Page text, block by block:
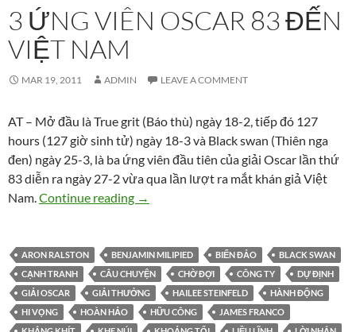
3 ỨNG VIÊN OSCAR 83 ĐẾN
VIỆT NAM
MAR 19, 2011 ADMIN LEAVE A COMMENT
AT – Mở đầu là True grit (Báo thù) ngày 18-2, tiếp đó 127
hours (127 giờ sinh tử) ngày 18-3 và Black swan (Thiên nga
đen) ngày 25-3, là ba ứng viên đầu tiên của giải Oscar lần thứ
83 diễn ra ngày 27-2 vừa qua lần lượt ra mắt khán giả Việt
Nam.Continue reading 3 ứng viên Oscar 83 đến Việt Nam
→
ARON RALSTON BENJAMIN MILIPIED BIỂN ĐẢO
BLACK SWAN
CẠNH TRANH
CÂU CHUYỆN CHỜ ĐỢI CÔNG TY
DỰ ĐỊNH
GIẢI OSCAR
GIẢI THƯỞNG HAILEE STEINFELD
HÀNH ĐỘNG
HI VỌNG
HOÀN HẢO HỮU CÔNG
JAMES FRANCO